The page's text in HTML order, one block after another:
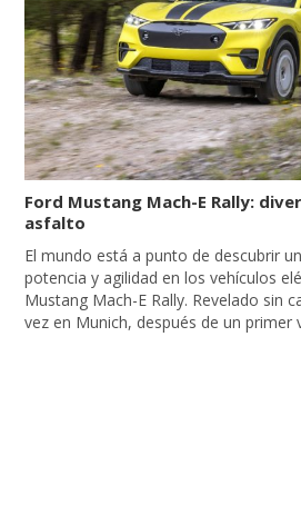
Ford Mustang Mach-E Rally:
asfalto
El mundo está a punto de descubrir
potencia y agilidad en los vehículos
Mustang Mach-E Rally. Revelado sin
vez en Munich, después de un primer